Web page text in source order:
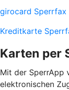
girocard Sperrfax
Kreditkarte
Karten per
Mit der SperrApp
elektronischen